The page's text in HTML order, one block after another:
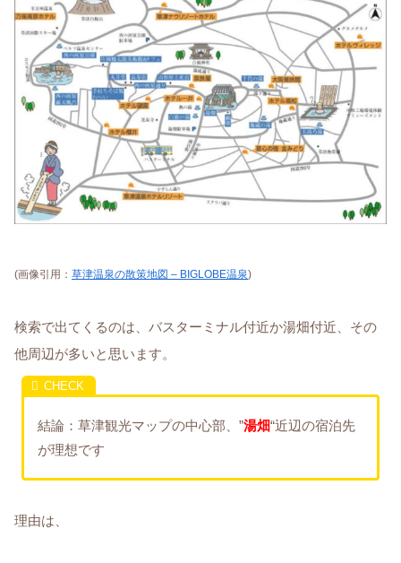
(画像引用： 草津温泉の散策地図 – BIGLOBE温泉)
検索で出てくるのは、バスターミナル付近か湯畑付近、その
他周辺が多いと思います。
結論：草津観光マップの中心部、”湯畑“近辺の宿泊先
が理想です
理由は、